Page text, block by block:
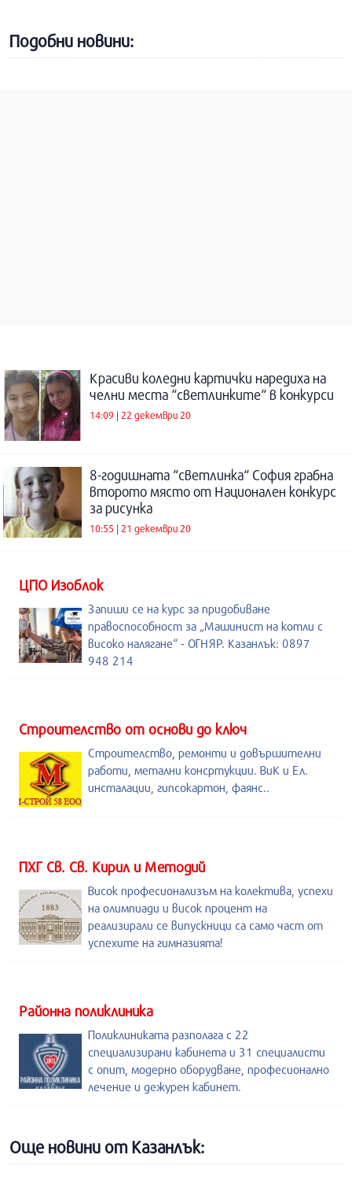
Подобни новини:
Красиви коледни картички наредиха на
челни места “светлинките“ в конкурси
14:09 | 22 декември 20
8-годишната “светлинка“ София грабна
второто място от Национален конкурс
за рисунка
10:55 | 21 декември 20
ЦПО Изоблок
Запиши се на курс за придобиване
правоспособност за „Машинист на котли с
високо налягане“ - ОГНЯР. Казанлък: 0897
948 214
Строителство от основи до ключ
Строителство, ремонти и довършителни
работи, метални консртукции. ВиК и Ел.
инсталации, гипсокартон, фаянс..
ПХГ Св. Св. Кирил и Методий
Висок професионализъм на колектива, успехи
на олимпиади и висок процент на
реализирали се випускници са само част от
успехите на гимназията!
Районна поликлиника
Поликлиниката разполага с 22
специализирани кабинета и 31 специалисти
с опит, модерно оборудване, професионално
лечение и дежурен кабинет.
Още новини от Казанлък: